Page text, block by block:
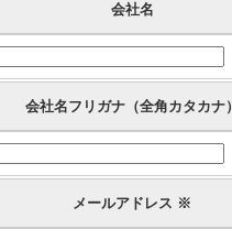
会社名
会社名フリガナ（全角カタカナ）
メールアドレス ※